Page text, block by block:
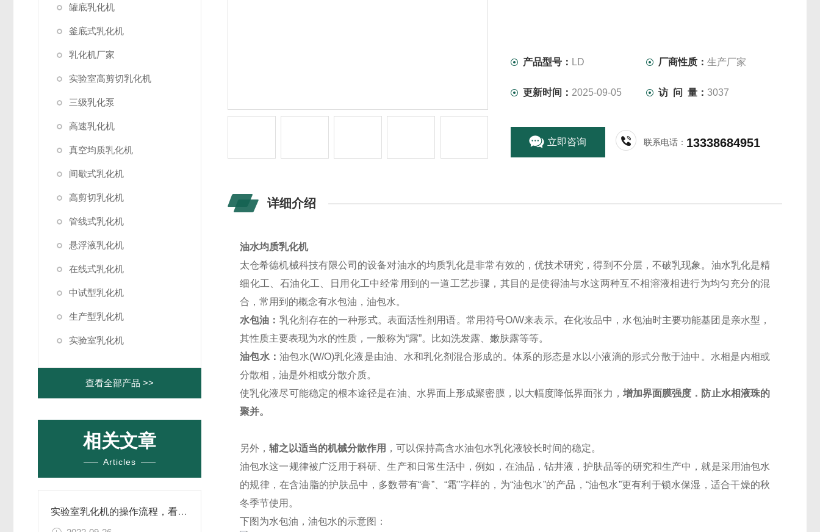
罐底乳化机
釜底式乳化机
乳化机厂家
实验室高剪切乳化机
三级乳化泵
高速乳化机
真空均质乳化机
间歇式乳化机
高剪切乳化机
管线式乳化机
悬浮液乳化机
在线式乳化机
中试型乳化机
生产型乳化机
实验室乳化机
查看全部产品 >>
相关文章
Articles
实验室乳化机的操作流程，看了你就懂
产品型号： LD 厂商性质：生产厂家
更新时间： 2025-09-05 访 问 量：3037
立即咨询 联系电话： 13338684951
详细介绍
油水均质乳化机
太仓希德机械科技有限公司的设备对油水的均质乳化是非常有效的，优技术研究，得到不分层，不破乳现象。油水乳化是精
细化工、石油化工、日用化工中经常用到的一道工艺步骤，其目的是使得油与水这两种互不相溶液相进行为均匀充分的混
合，常用到的概念有水包油，油包水。
水包油： 乳化剂 存在的一种形式。表面活性剂用语。常用符号O/W来表示。在化妆品中，水包油时主要功能基团是亲水型，
其性质主要表现为水的性质，一般称为“露”。比如洗发露、嫩肤露等等。
油包水：油包水(W/O)乳化液是由油、水和乳化剂混合形成的。体系的形态是水以小液滴的形式分散于油中。水相是内相或
分散相，油是外相或分散介质。
使乳化液尽可能稳定的根本途径是在油、水界面上形成聚密膜，以大幅度降低界面张力， 增加界面膜强度．防止水相液珠的
聚并。
另外，辅之以适当的机械分散作用 ，可以保持高含水油包水乳化液较长时间的稳定。
油包水这一规律被广泛用于科研、生产和日常生活中，例如，在油品，钻井液，护肤品等的研究和生产中，就是采用油包水
的规律，在含油脂的护肤品中，多数带有“膏”、“霜”字样的，为“油包水”的产品，“油包水”更有利于锁水保湿，适合干燥的秋
冬季节使用。
下图为水包油，油包水的示意图：